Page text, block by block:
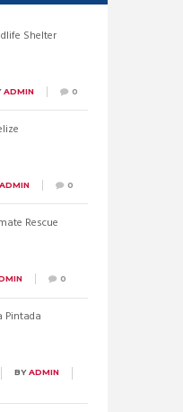
Shelter
ADMIN 0
ADMIN 0
Rescue
0
Pintada
BYADMIN